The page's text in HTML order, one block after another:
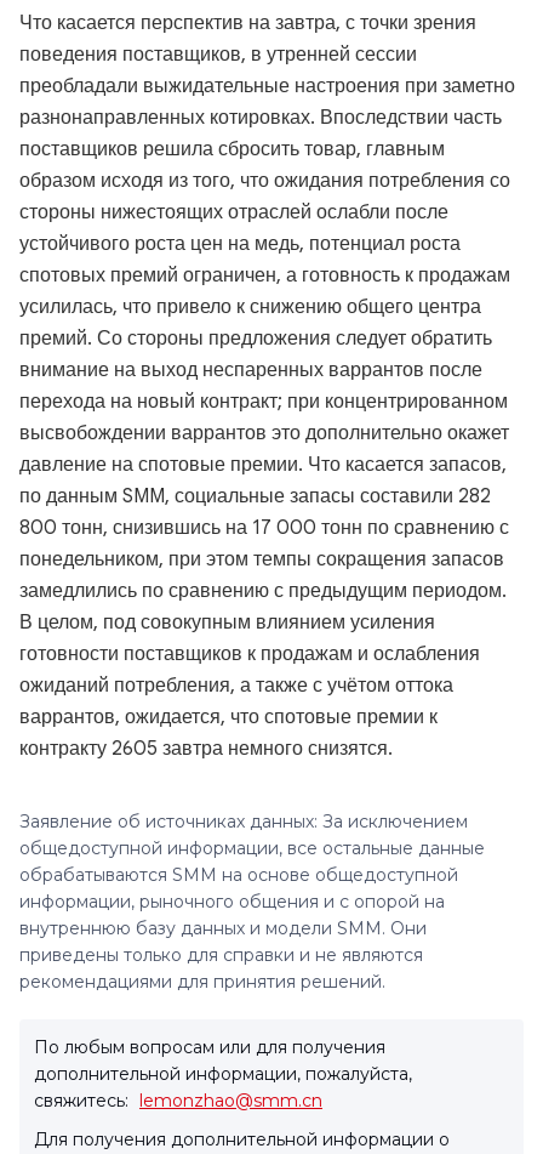
Что касается перспектив на завтра, с точки зрения
поведения поставщиков, в утренней сессии
преобладали выжидательные настроения при заметно
разнонаправленных котировках. Впоследствии часть
поставщиков решила сбросить товар, главным
образом исходя из того, что ожидания потребления со
стороны нижестоящих отраслей ослабли после
устойчивого роста цен на медь, потенциал роста
спотовых премий ограничен, а готовность к продажам
усилилась, что привело к снижению общего центра
премий. Со стороны предложения следует обратить
внимание на выход неспаренных варрантов после
перехода на новый контракт; при концентрированном
высвобождении варрантов это дополнительно окажет
давление на спотовые премии. Что касается запасов,
по данным SMM, социальные запасы составили 282
800 тонн, снизившись на 17 000 тонн по сравнению с
понедельником, при этом темпы сокращения запасов
замедлились по сравнению с предыдущим периодом.
В целом, под совокупным влиянием усиления
готовности поставщиков к продажам и ослабления
ожиданий потребления, а также с учётом оттока
варрантов, ожидается, что спотовые премии к
контракту 2605 завтра немного снизятся.
Заявление об источниках данных: За исключением
общедоступной информации, все остальные данные
обрабатываются SMM на основе общедоступной
информации, рыночного общения и с опорой на
внутреннюю базу данных и модели SMM. Они
приведены только для справки и не являются
рекомендациями для принятия решений.
По любым вопросам или для получения
дополнительной информации, пожалуйста,
свяжитесь: lemonzhao@smm.cn
Для получения дополнительной информации о